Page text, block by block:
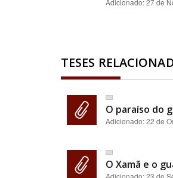
Adicionado:27 de
TESES
O paraíso do
Adicionado:22 de
O Xamã e o
Adicionado:23 de